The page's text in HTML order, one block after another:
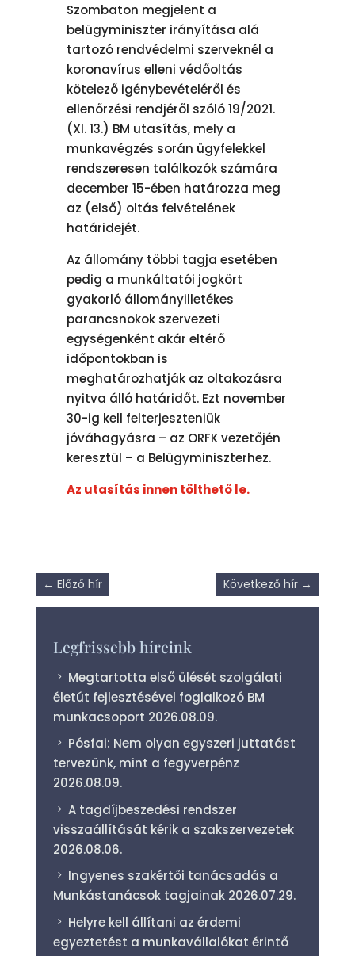
Szombaton megjelent a
belügyminiszter irányítása alá
tartozó rendvédelmi szerveknél a
koronavírus elleni védőoltás
kötelező igénybevételéről és
ellenőrzési rendjéről szóló 19/2021.
(XI. 13.) BM utasítás, mely a
munkavégzés során ügyfelekkel
rendszeresen találkozók számára
december 15-ében határozza meg
az (első) oltás felvételének
határidejét.
Az állomány többi tagja esetében
pedig a munkáltatói jogkört
gyakorló állományilletékes
parancsnokok szervezeti
egységenként akár eltérő
időpontokban is
meghatározhatják az oltakozásra
nyitva álló határidőt. Ezt november
30-ig kell felterjeszteniük
jóváhagyásra – az ORFK vezetőjén
keresztül – a Belügyminiszterhez.
Az utasítás innen tölthető le.
← Előző hír Következő hír →
Legfrissebb híreink
Megtartotta első ülését szolgálati
életút fejlesztésével foglalkozó BM
munkacsoport 2026.08.09.
Pósfai: Nem olyan egyszeri juttatást
tervezünk, mint a fegyverpénz
2026.08.09.
A tagdíjbeszedési rendszer
visszaállítását kérik a szakszervezetek
2026.08.06.
Ingyenes szakértői tanácsadás a
Munkástanácsok tagjainak 2026.07.29.
Helyre kell állítani az érdemi
egyeztetést a munkavállalókat érintő